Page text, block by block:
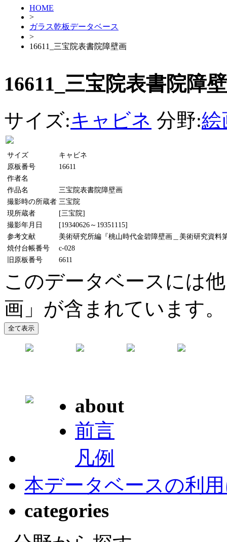
HOME
>
ガラス乾板データベース
>
16611_三宝院表書院障壁画
16611_三宝院表書院障
サイズ:キャビネ 分野:絵
サイズ
キャビネ
原板番号
16611
作者名
作品名
三宝院表書院障壁画
撮影時の所蔵者 三宝院
現所蔵者
[三宝院]
撮影年月日
[19340626～19351115]
参考文献
美術研究所編『桃山時代金碧障壁画＿美術研究資料
焼付台帳番号
c-028
旧原板番号
6611
このデータベースには
画」が含まれています。
about
前言
凡例
本データベースの利
categories